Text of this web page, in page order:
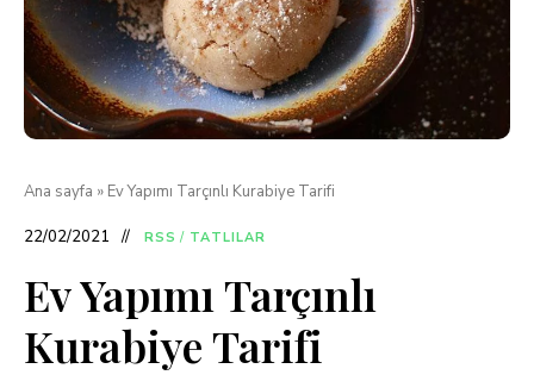
Ana sayfa » Ev Yapımı Tarçınlı Kurabiye Tarifi
22/02/2021 RSS / TATLILAR
Ev Yapımı Tarçınlı
Kurabiye Tarifi